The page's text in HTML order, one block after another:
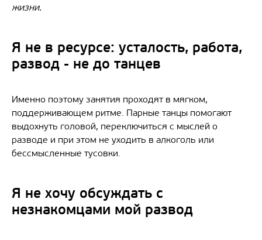
жизни.
Я не в ресурсе: усталость, работа,
развод - не до танцев
Именно поэтому занятия проходят в мягком,
поддерживающем ритме. Парные танцы помогают
выдохнуть головой, переключиться с мыслей о
разводе и при этом не уходить в алкоголь или
бессмысленные тусовки.
Я не хочу обсуждать с
незнакомцами мой развод